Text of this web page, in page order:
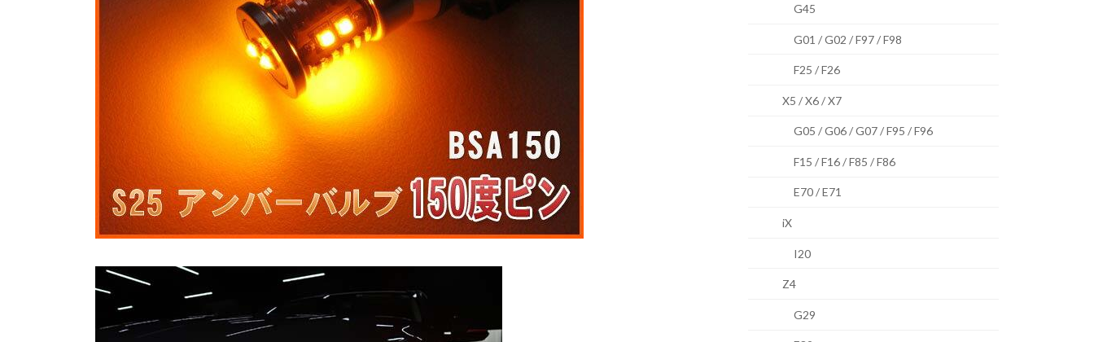
G45
G01 / G02 / F97 / F98
F25 / F26
X5 / X6 / X7
G05 / G06 / G07 / F95 / F96
F15 / F16 / F85 / F86
E70 / E71
iX
I20
Z4
G29